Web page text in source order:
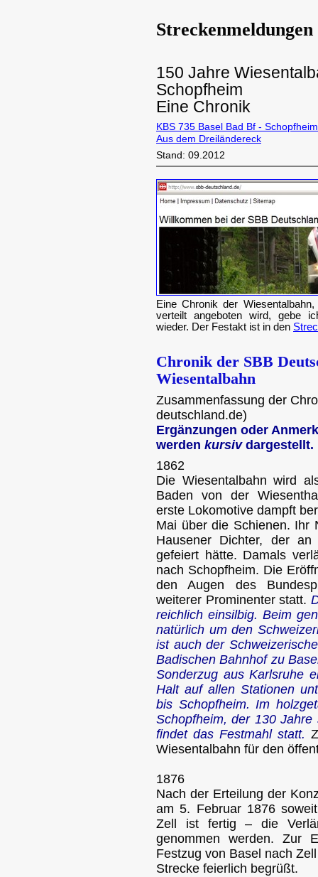
Streckenmeldungen
150 Jahre
Schopfheim
Eine Chronik
KBS 735 Basel Bad Bf -
Aus dem Dreiländereck
Stand: 09.2012
Eine Chronik der
verteilt angeboten wird, gebe
wieder. Der Festakt ist in den
Chronik der SBB
Wiesentalbahn
Zusammenfassung der
deutschland.de)
Ergänzungen oder
werden kursivdargestellt.
1862
Die Wiesentalbahn wird
Baden von der
erste Lokomotive dampft
Mai über die Schienen. Ihr
Hausener Dichter, der
gefeiert hätte. Damals
nach Schopfheim. Die
den Augen des
weiterer Prominenter statt.
reichlich einsilbig. Beim
natürlich um den
ist auch der
Badischen Bahnhof zu
Sonderzug aus Karlsruhe
Halt auf allen Stationen
bis Schopfheim. Im
Schopfheim, der 130
findet das Festmahl statt.
Wiesentalbahn für den
1876
Nach der Erteilung der
am 5. Februar 1876
Zell ist fertig – die
genommen werden. Zur
Festzug von Basel nach
Strecke feierlich begrüßt.